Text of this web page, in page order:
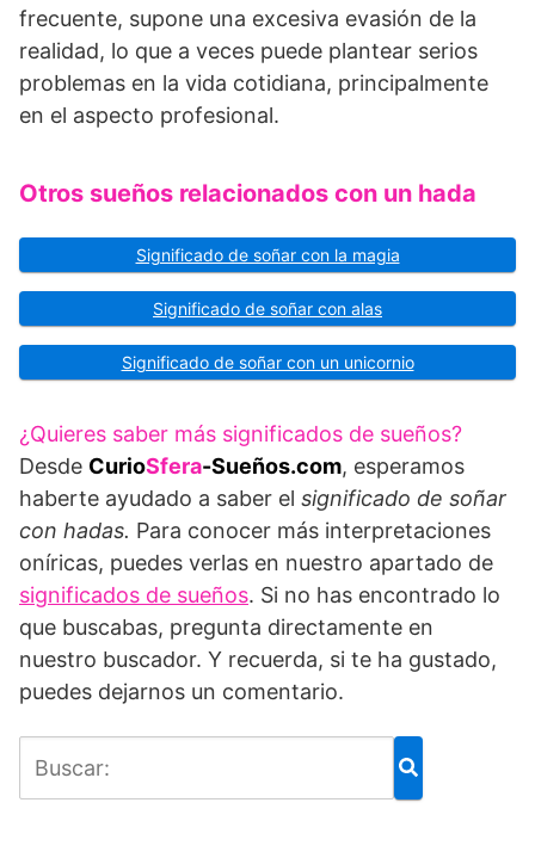
frecuente, supone una excesiva evasión de la
realidad, lo que a veces puede plantear serios
problemas en la vida cotidiana, principalmente
en el aspecto profesional.
Otros sueños relacionados con un hada
Significado de soñar con la magia
Significado de soñar con alas
Significado de soñar con un unicornio
¿Quieres saber más significados de sueños?
Desde CurioSfera-Sueños.com, esperamos
haberte ayudado a saber el significado de soñar
con hadas. Para conocer más interpretaciones
oníricas, puedes verlas en nuestro apartado de
significados de sueños. Si no has encontrado lo
que buscabas, pregunta directamente en
nuestro buscador. Y recuerda, si te ha gustado,
puedes dejarnos un comentario.